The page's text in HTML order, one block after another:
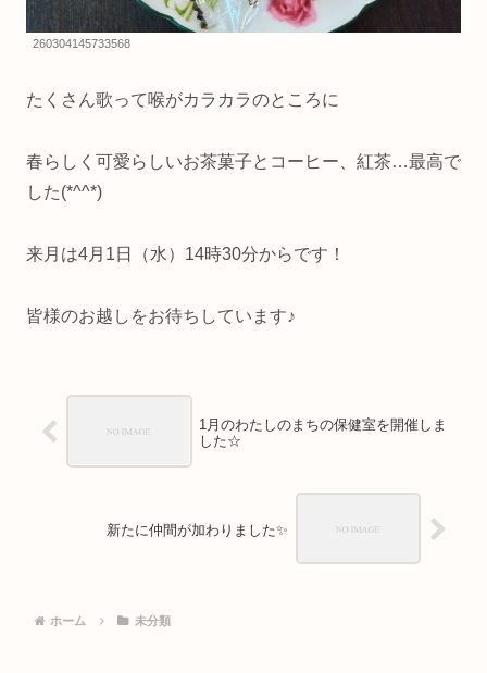
260304145733568
たくさん歌って喉がカラカラのところに
春らしく可愛らしいお茶菓子とコーヒー、紅茶…最高で
した(*^^*)
来月は4月1日（水）14時30分からです！
皆様のお越しをお待ちしています♪
1月のわたしのまちの保健室を開催しま
した☆
新たに仲間が加わりました✨
ホーム 未分類